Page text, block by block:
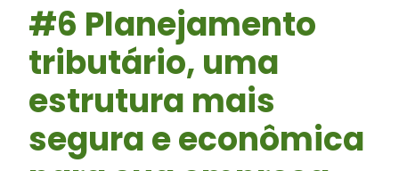
#6 Planejamento
tributário, uma
estrutura mais
segura e econômica